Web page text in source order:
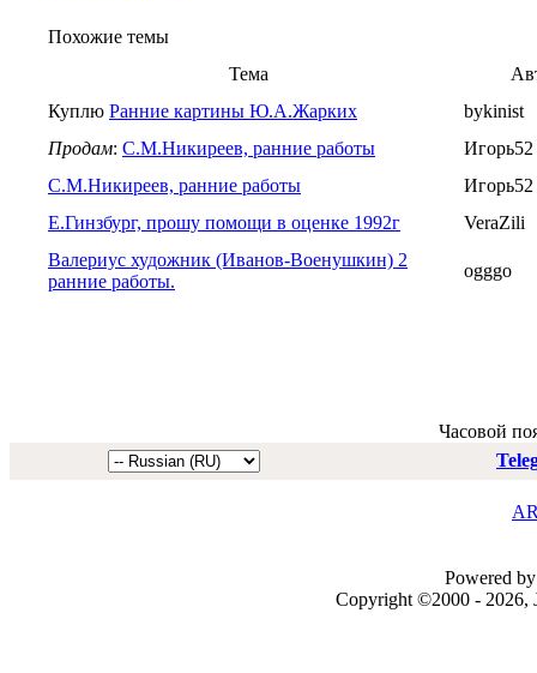
Похожие темы
Тема
Куплю Ранние картины Ю.А.Жарких
bykinist
Продам: С.М.Никиреев, ранние работы
Игорь52
С.М.Никиреев, ранние работы
Игорь52
Е.Гинзбург, прошу помощи в оценке 1992г
VeraZili
Валериус художник (Иванов-Военушкин) 2
ранние работы.
ogggo
Часовой
Powered
Copyright ©2000 - 2026,